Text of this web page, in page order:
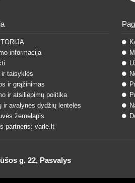
informacija
taisyklės
ir grąžinimas
ir atsiliepimų politika
ir avalynės dydžių lentelės
žemėlapis
partneris: varle.lt
g. 22, Pasvalys